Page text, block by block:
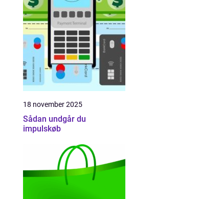
18 november 2025
Sådan undgår du
impulskøb